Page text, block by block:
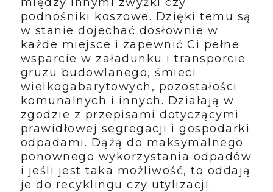
podnośniki koszowe. Dzięki temu są
w stanie dojechać dosłownie w
każde miejsce i zapewnić Ci pełne
wsparcie w załadunku i transporcie
gruzu budowlanego, śmieci
wielkogabarytowych, pozostałości
komunalnych i innych. Działają w
zgodzie z przepisami dotyczącymi
prawidłowej segregacji i gospodarki
odpadami. Dążą do maksymalnego
ponownego wykorzystania odpadów
i jeśli jest taka możliwość, to oddają
je do recyklingu czy utylizacji.